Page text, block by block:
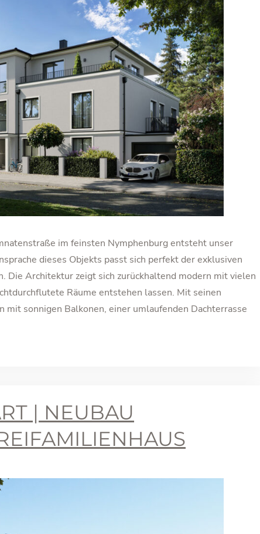
im feinsten Nymphenburg entsteht unser
dieses Objekts passt sich perfekt der exklusiven
Die Architektur zeigt sich zurückhaltend modern mit vielen
Räume entstehen lassen. Mit seinen
sonnigen Balkonen, einer umlaufenden Dachterrasse
| NEUBAU